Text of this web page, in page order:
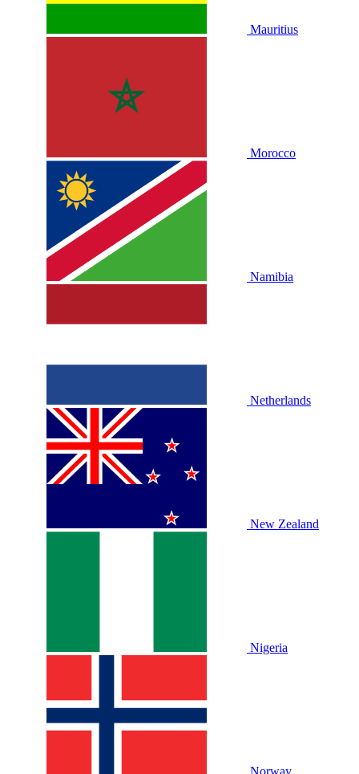
Mauritius
Morocco
Namibia
Netherlands
New Zealand
Nigeria
Norway